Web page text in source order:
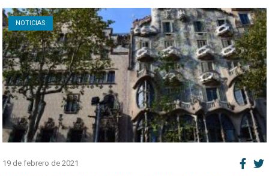
NOTICIAS
Open post
19 de febrero de 2021